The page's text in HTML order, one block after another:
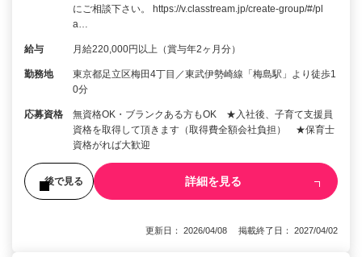
にご相談下さい。 https://v.classtream.jp/create-group/#/pl
a…
給与 月給220,000円以上（賞与年2ヶ月分）
勤務地
東京都足立区梅田4丁目／東武伊勢崎線「梅島駅」より徒歩1
0分
応募資格
無資格OK・ブランクある方もOK ★入社後、子育て支援員
資格を取得して頂きます（取得費全額会社負担） ★保育士
資格がれば大歓迎
後で見る 詳細を見る
更新日： 2026/04/08 掲載終了日： 2027/04/02